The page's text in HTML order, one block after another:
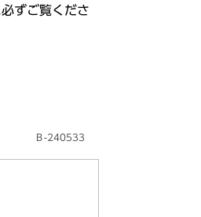
ずご覧くださ
Ｂ-240533